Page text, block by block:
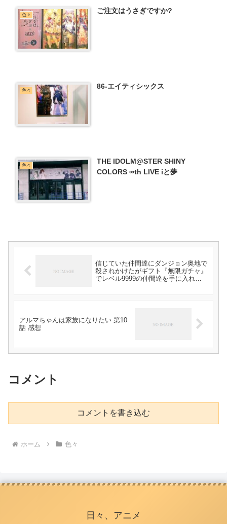
色々 ご注文はうさぎですか?
色々 86-エイティシックス
色々
THE IDOLM@STER SHINY
COLORS ∞th LIVE iと夢
信じていた仲間達にダンジョン奥地で
殺されかけたがギフト『無限ガチャ』
でレベル9999の仲間達を手に入れて
アルマちゃんは家族になりたい 第10
話 感想
コメント
コメントを書き込む
ホーム 色々
日々、アニメ